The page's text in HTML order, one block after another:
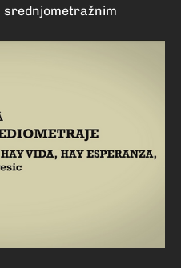
srednjometražnim